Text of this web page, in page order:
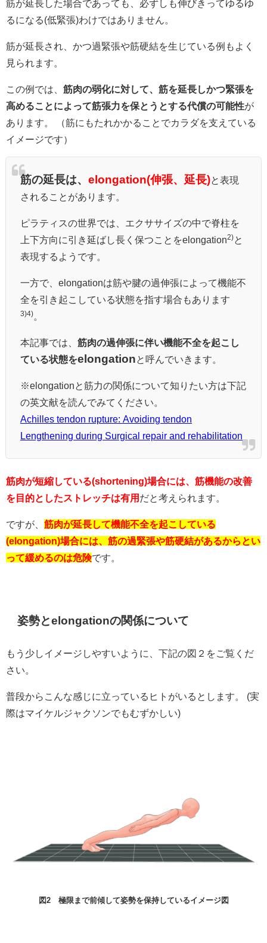
筋が延長した場合であっても、必ずしも伸びきってゆるゆ
るになる(低緊張)わけではありません。
筋が延長され、かつ過緊張や筋硬結を生じている例もよく
見られます。
この例では、 筋肉の弱化に対して、筋を延長しかつ緊張を
高めることによって筋張力を保とうとする代償の可能性が
あります。 （筋にもたれかかることでカラダを支えている
イメージです）
筋の延長は、 elongation(伸張、延長)と表現
されることがあります。
ピラティスの世界では、エクササイズの中で脊柱を
上下方向に引き延ばし長く保つことをelongation2) と
表現するようです。
一方で、elongationは筋や腱の過伸張によって機能不
全を引き起こしている状態を指す場合もあります
3)4)
本記事では、 筋肉の過伸張に伴い機能不全を起こし
ている状態をelongation と呼んでいきます。
※elongationと筋力の関係について知りたい方は下記
の英文献を読んでみてください。
Achilles tendon rupture: Avoiding tendon
Lengthening during Surgical repair and rehabilitation
筋肉が短縮している(shortening)場合には、筋機能の改善
を目的としたストレッチは有用 だと考えられます。
ですが、 筋肉が延長して機能不全を起こしている
(elongation)場合には、筋の過緊張や筋硬結があるからとい
って緩めるのは危険です。
姿勢とelongationの関係について
もう少しイメージしやすいように、下記の図２をご覧くだ
さい。
普段からこんな感じに立っているヒトがいるとします。 (実
際はマイケルジャクソンでもむずかしい)
図2 極限まで前傾して姿勢を保持しているイメージ図